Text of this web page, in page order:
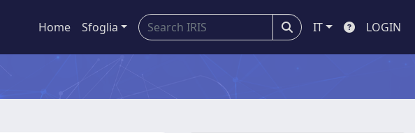
Home Sfoglia IT LOGIN